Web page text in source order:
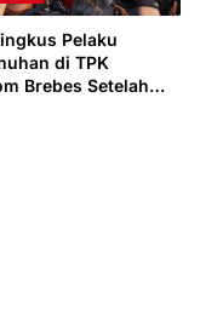
Pelaku
di TPK
Brebes Setelah